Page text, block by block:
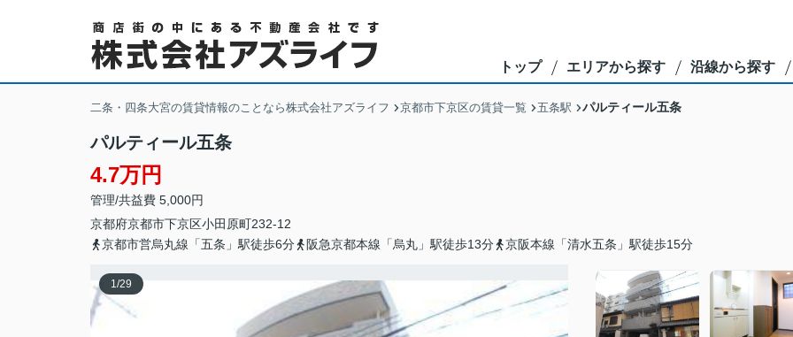
トップ エリアから探す 沿線から探す
二条・四条大宮の賃貸情報のことなら株式会社アズライフ 京都市下京区の賃貸一覧 五条駅 パルティール五条
パルティール五条
4.7万円
管理/共益費 5,000円
京都府京都市下京区小田原町232-12
京都市営烏丸線「五条」駅徒歩6分
阪急京都本線「烏丸」駅徒歩13分 京阪本線「清水五条」駅徒歩15分
1/29